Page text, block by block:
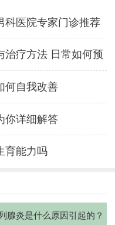
科医院专家门诊推荐
治疗方法 日常如何预
何自我改善
你详细解答
育能力吗
腺炎是什么原因引起的？